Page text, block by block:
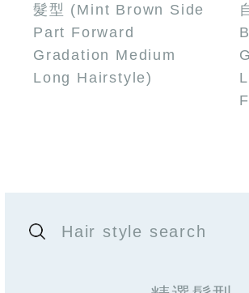
髮型 (Mint Brown Side
Part Forward
Gradation Medium
Long Hairstyle)
Hair style search